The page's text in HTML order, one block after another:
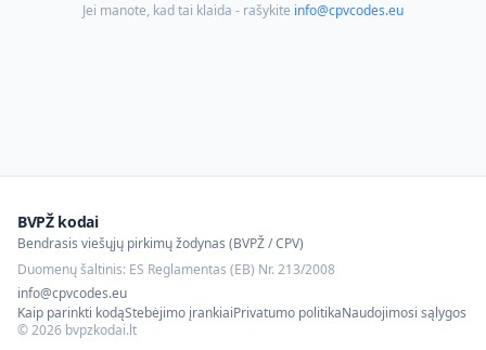
Jei manote, kad tai klaida - rašykite info@cpvcodes.eu
BVPŽ kodai
Bendrasis viešųjų pirkimų žodynas (BVPŽ / CPV)
Duomenų šaltinis: ES Reglamentas (EB) Nr. 213/2008
info@cpvcodes.eu
Kaip parinkti kodąStebėjimo įrankiaiPrivatumo politikaNaudojimosi sąlygos
©2026 bvpzkodai.lt